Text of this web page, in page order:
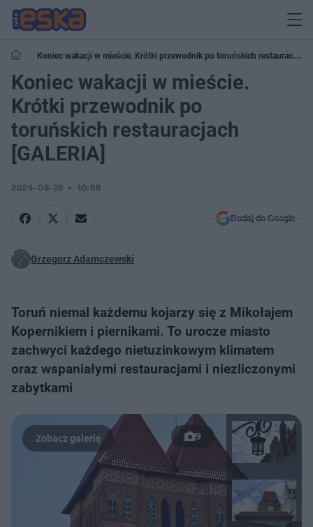
Koniec wakacji w mieście. Krótki przewodnik po toruńskich restauracjach
[GALERIA]
Koniec wakacji w mieście.
Krótki przewodnik po
toruńskich restauracjach
[GALERIA]
2024-08-29 10:58
Dodaj do Google
Grzegorz Adamczewski
Toruń niemal każdemu kojarzy się z Mikołajem
Kopernikiem i piernikami. To urocze miasto
zachwyci każdego nietuzinkowym klimatem
oraz wspaniałymi restauracjami i niezliczonymi
zabytkami
9